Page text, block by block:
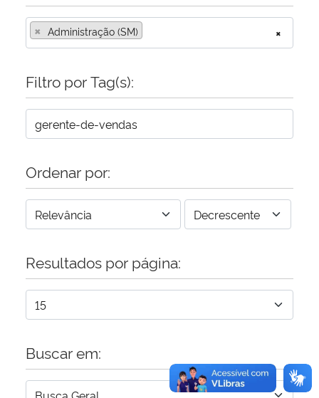
Ministério do Desenvolvimento Regional
Ministério da Mulher, da Família e dos Direitos Humanos
Secretaria-Geral
Secretaria de Governo
Gabinete de Segurança Institucional
Banco Central do Brasil
Planalto
×
× Administração (SM)
Filtro por Tag(s):
Ordenar por:
Resultados por página:
Buscar em: